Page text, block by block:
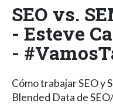
SEO vs.
- Esteve
-
Cómo trabajar SEO y
Blended Data de